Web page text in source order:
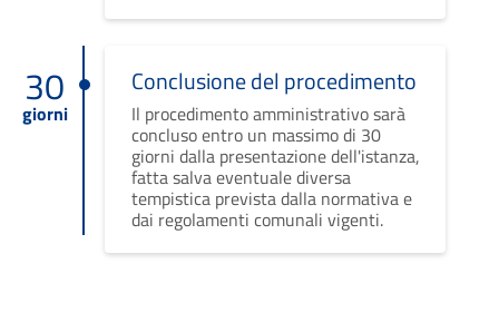
30
giorni
Conclusione del procedimento
Il procedimento amministrativo sarà
concluso entro un massimo di 30
giorni dalla presentazione dell'istanza,
fatta salva eventuale diversa
tempistica prevista dalla normativa e
dai regolamenti comunali vigenti.